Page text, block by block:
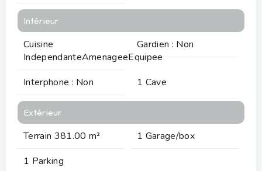
Intérieur
Cuisine
IndependanteAmenageeEquipee
Gardien : Non
Interphone : Non 1 Cave
Extérieur
Terrain 381.00 m²
1 Garage/box
1 Parking